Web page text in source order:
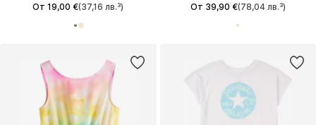
От 19,00 €(37,16 лв.³) От 39,90 €(78,04 лв.³)